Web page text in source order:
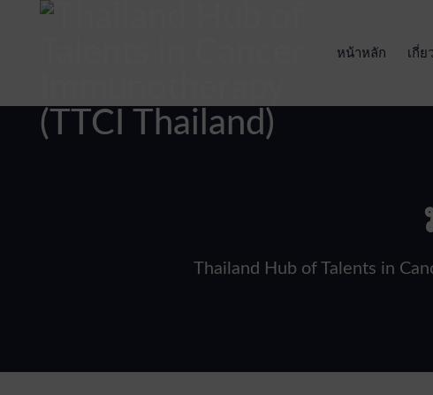
หน้าหลัก เกี่ย
Thailand Hub of Talents in